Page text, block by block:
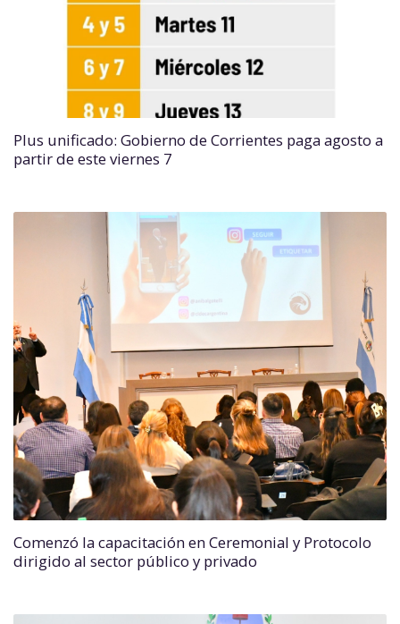
Plus unificado: Gobierno de Corrientes paga agosto a
partir de este viernes 7
Comenzó la capacitación en Ceremonial y Protocolo
dirigido al sector público y privado